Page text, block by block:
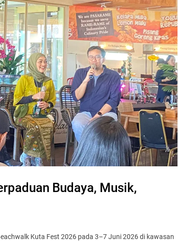
Budaya, Musik,
Kuta Fest 2026 pada 3–7 Juni 2026 di kawasan